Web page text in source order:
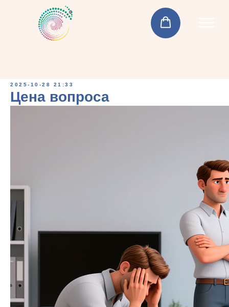
2025-10-28 21:33
Цена вопроса